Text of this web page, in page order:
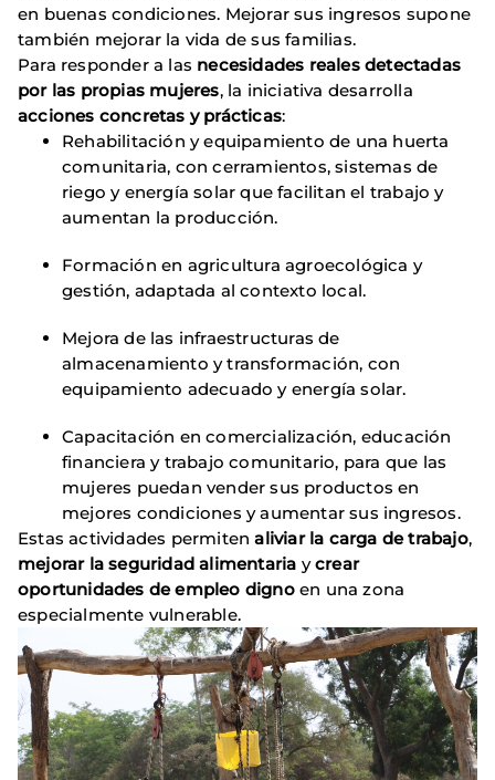
en buenas condiciones. Mejorar sus ingresos supone
también mejorar la vida de sus familias.
Para responder a las necesidades reales detectadas
por las propias mujeres, la iniciativa desarrolla
acciones concretas y prácticas:
Rehabilitación y equipamiento de una huerta
comunitaria, con cerramientos, sistemas de
riego y energía solar que facilitan el trabajo y
aumentan la producción.
Formación en agricultura agroecológica y
gestión, adaptada al contexto local.
Mejora de las infraestructuras de
almacenamiento y transformación, con
equipamiento adecuado y energía solar.
Capacitación en comercialización, educación
financiera y trabajo comunitario, para que las
mujeres puedan vender sus productos en
mejores condiciones y aumentar sus ingresos.
Estas actividades permitenaliviar la carga de trabajo,
mejorar la seguridad alimentaria ycrear
oportunidades de empleo dignoen una zona
especialmente vulnerable.